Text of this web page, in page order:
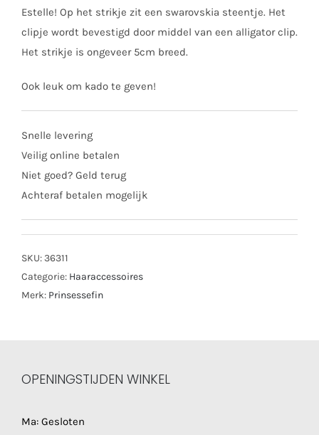
Estelle! Op het strikje zit een swarovskia steentje. Het
clipje wordt bevestigd door middel van een alligator clip.
Het strikje is ongeveer 5cm breed.
Ook leuk om kado te geven!
Snelle levering
Veilig online betalen
Niet goed? Geld terug
Achteraf betalen mogelijk
SKU:36311
Categorie: Haaraccessoires
Merk: Prinsessefin
OPENINGSTIJDEN WINKEL
Ma: Gesloten